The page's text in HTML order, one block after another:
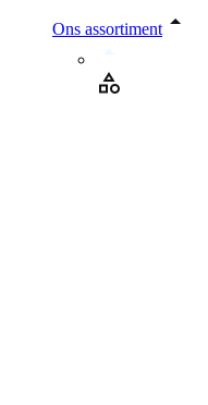
Ons assortiment